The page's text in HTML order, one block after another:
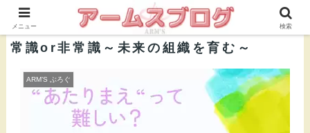
株式会社ＡＲＭ’Ｓ 公式ブログ
常識or非常識～未来の組織を育む～
ARM’S ぶろぐ
メニュー 検索